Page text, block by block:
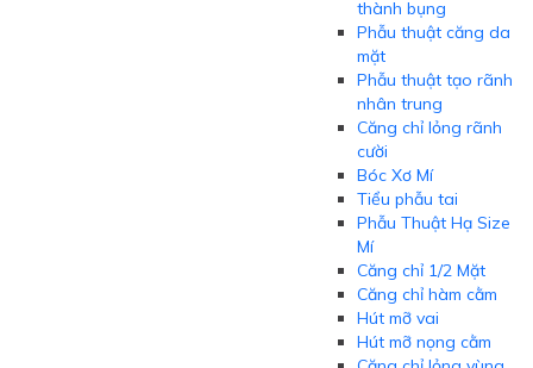
thành bụng
Phẫu thuật căng da
mặt
Phẫu thuật tạo rãnh
nhân trung
Căng chỉ lỏng rãnh
cười
Bóc Xơ Mí
Tiểu phẫu tai
Phẫu Thuật Hạ Size
Mí
Căng chỉ 1/2 Mặt
Căng chỉ hàm cằm
Hút mỡ vai
Hút mỡ nọng cằm